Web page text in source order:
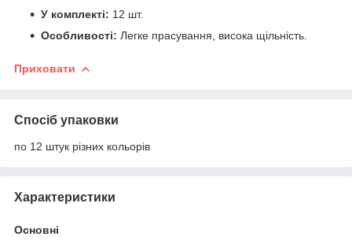
У комплекті: 12 шт.
Особливості: Легке прасування, висока щільність.
Приховати
Спосіб упаковки
по 12 штук різних кольорів
Характеристики
Основні